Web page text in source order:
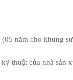
năm cho khung
thuật của nhà sản